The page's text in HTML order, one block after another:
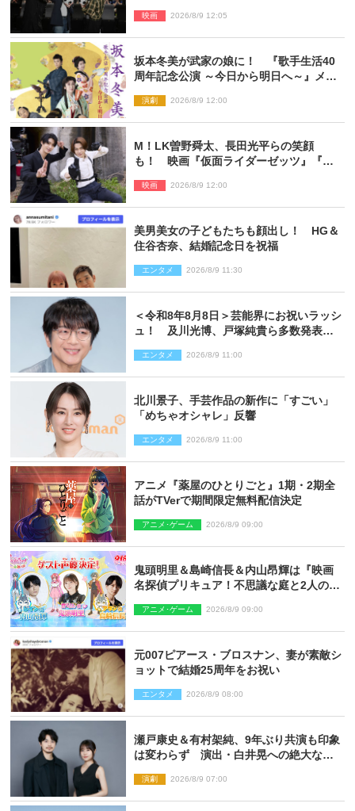
映画 2026/8/9 12:05
坂本冬美が武家の娘に！ 『歌手生活40
周年記念公演 ～今日から明日へ～』メイ
演劇 2026/8/9 12:00
M！LK曽野舜太、長田光平らの笑顔
も！ 映画『仮面ライダーゼッツ』『超
ショット到着
映画 2026/8/9 12:00
美男美女の子どもたちも顔出し！ HG＆
住谷杏奈、結婚記念日を祝福
エンタメ 2026/8/9 11:30
＜令和8年8月8日＞芸能界にお祝いラッシ
ュ！ 及川光博、戸塚純貴ら多数発表結
エンタメ 2026/8/9 11:00
北川景子、手芸作品の新作に「すごい」
「めちゃオシャレ」反響
エンタメ 2026/8/9 11:00
アニメ『薬屋のひとりごと』1期・2期全
話がTVerで期間限定無料配信決定
アニメ･ゲーム 2026/8/9 09:00
鬼頭明里＆島崎信長＆内山昂輝は『映画
名探偵プリキュア！不思議な庭と2人の秘
アニメ･ゲーム 2026/8/9 09:00
元007ピアース・ブロスナン、妻が素敵シ
ョットで結婚25周年をお祝い
エンタメ 2026/8/9 08:00
瀬戸康史＆有村架純、9年ぶり共演も印象
は変わらず 演出・白井晃への絶大なる
演劇 2026/8/9 07:00